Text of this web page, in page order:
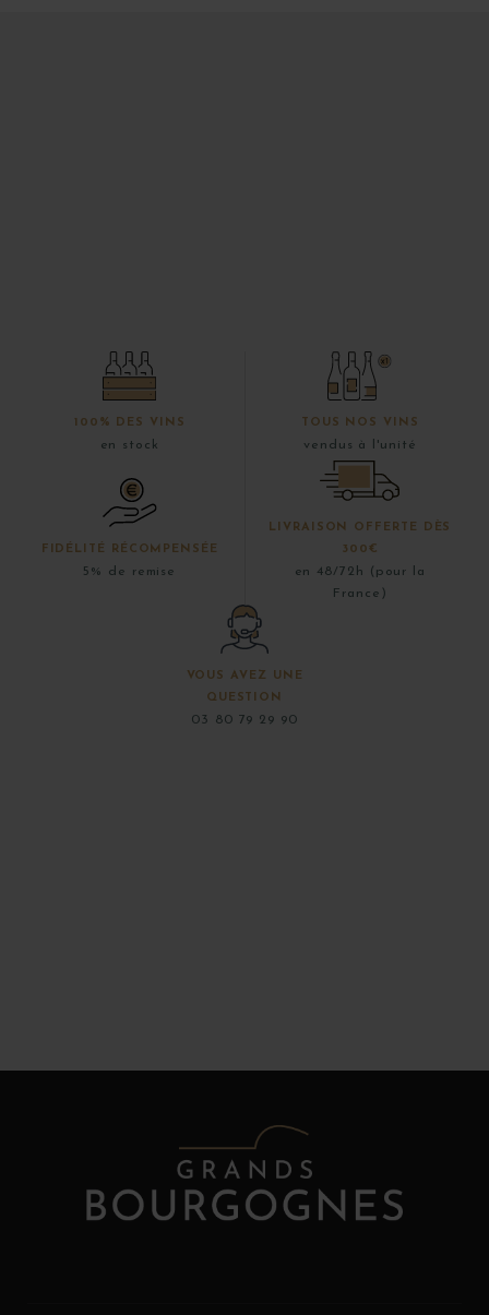
100% DES VINS
en stock
TOUS NOS VINS
vendus à l'unité
FIDÉLITÉ RÉCOMPENSÉE
5% de remise
LIVRAISON OFFERTE DÈS
300€
en 48/72h (pour la
France)
VOUS AVEZ UNE
QUESTION
03 80 79 29 90